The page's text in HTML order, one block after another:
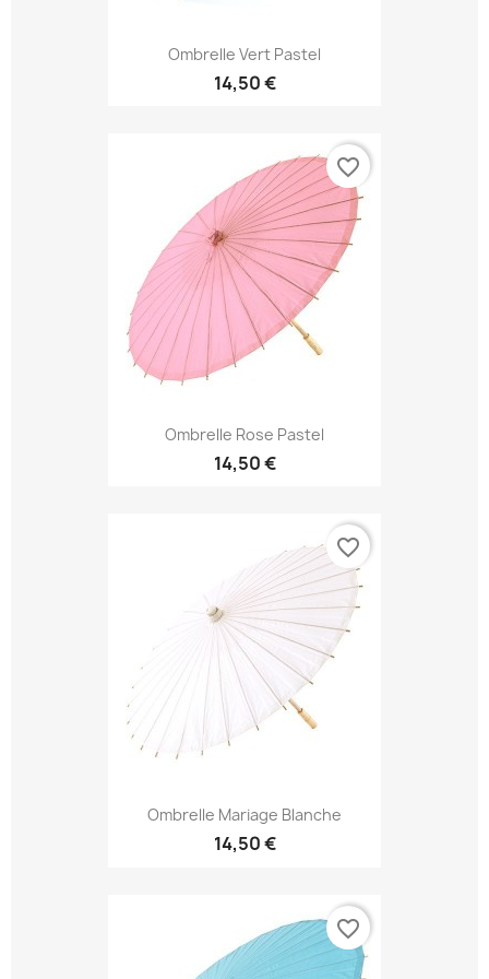
Ombrelle Vert Pastel
14,50 €
Ombrelle Rose Pastel
14,50 €
favorite_border
Ombrelle Mariage Blanche
14,50 €
favorite_border
favorite_border